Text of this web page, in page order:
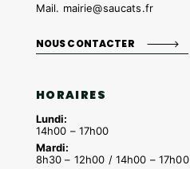
Mail. mairie@saucats.fr
NOUS CONTACTER
HORAIRES
Lundi:
14h00 – 17h00
Mardi:
8h30 – 12h00 / 14h00 – 17h00